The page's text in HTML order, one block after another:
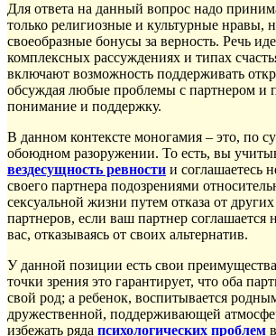
Для ответа на данный вопрос надо
только религиозные и культурные нравы,
своеобразные бонусы за верность. Речь
комплексных рассуждениях и типах
включают возможность поддерживать
обсуждая любые проблемы с партнером и
понимание и поддержку.
В данном контексте моногамия – это, по
обоюдном разоружении. То есть, вы
вездесущность ревности и соглашаетесь
своего партнера подозрениями
сексуальной жизни путем отказа от
партнеров, если ваш партнер соглашается
вас, отказываясь от своих альтернатив.
У данной позиции есть свои
точки зрения это гарантирует, что оба
свой род; а ребенок, воспитывается
дружественной, поддерживающей
избежать ряда психологических проблем